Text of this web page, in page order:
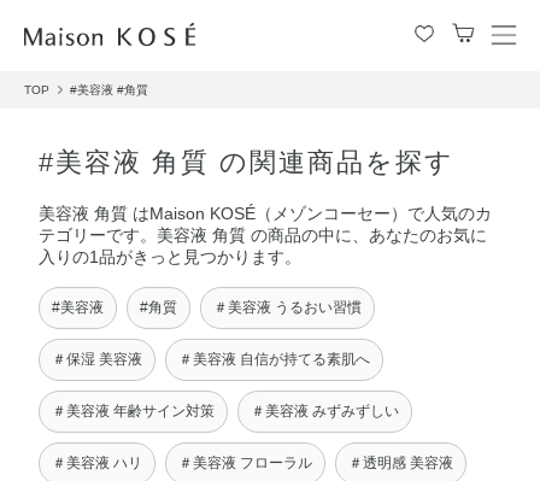
メ
TOP #美容液 #角質
#美容液 角質 の関連商品を探す
美容液 角質 はMaison KOSÉ（メゾンコーセー）で人気のカ
テゴリーです。美容液 角質 の商品の中に、あなたのお気に
入りの1品がきっと見つかります。
#美容液 #角質 ＃美容液 うるおい習慣
＃保湿 美容液 ＃美容液 自信が持てる素肌へ
＃美容液 年齢サイン対策 ＃美容液 みずみずしい
＃美容液 ハリ ＃美容液 フローラル ＃透明感 美容液